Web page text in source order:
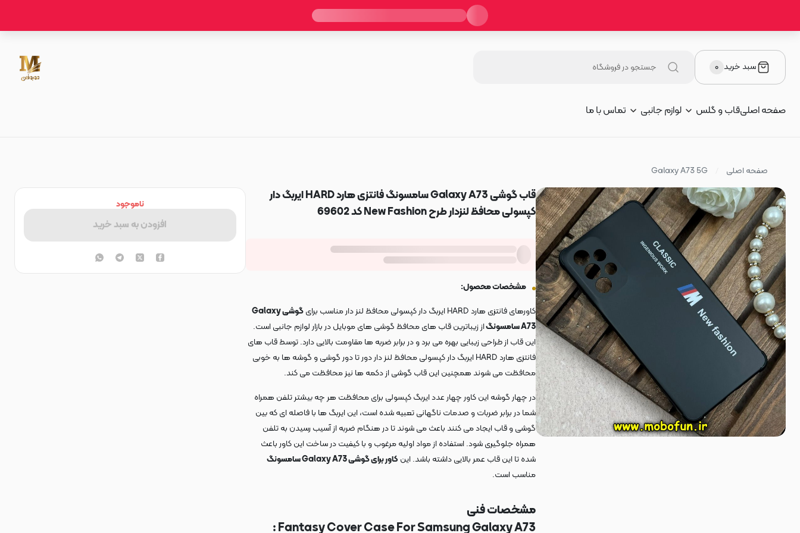
سبد خرید ۰
صفحه اصلیقاب و گلس لوازم جانبی تماس با ما
صفحه اصلی Galaxy A73 5G
قاب گوشی Galaxy A73 سامسونگ فانتزی هارد HARD ایربگ دار
کپسولی محافظ لنزدار طرح New Fashion کد 69602
مشخصات محصول:
کاورهای فانتزی هارد HARD ایربگ دار کپسولی محافظ لنز دار مناسب برای
گوشی Galaxy
A73 سامسونگ
از زیباترین قاب های محافظ گوشی های موبایل در بازار لوازم جانبی است.
این قاب از طراحی زیبایی بهره می برد و در برابر ضربه ها مقاومت بالایی دارد. توسط قاب های
فانتزی هارد HARD ایربگ دار کپسولی محافظ لنز دار دور تا دور گوشی و گوشه ها به خوبی
محافظت می شوند همچنین این قاب گوشی از دکمه ها نیز محافظت می کند.
در چهار گوشه این کاور چهار عدد ایربگ کپسولی برای محافظت هر چه بیشتر تلفن همراه
شما در برابر ضربات و صدمات ناگهانی تعبیه شده است، این ایربگ ها با فاصله ای که بین
گوشی و قاب ایجاد می کنند باعث می شوند تا در هنگام ضربه از آسیب رسیدن به تلفن
همراه جلوگیری شود. استفاده از مواد اولیه مرغوب و با کیفیت در ساخت این کاور باعث
شده تا این قاب عمر بالایی داشته باشد. این کاور برای گوشی Galaxy A73 سامسونگ
مناسب است.
مشخصات فنی
Fantasy Cover Case For Samsung Galaxy A73 :
ناموجود
افزودن به سبد خرید